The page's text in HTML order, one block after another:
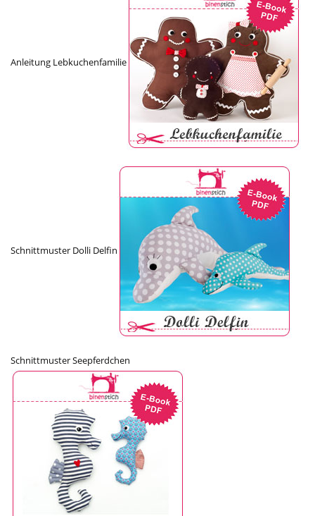
Anleitung Lebkuchenfamilie
Schnittmuster Dolli Delfin
Schnittmuster Seepferdchen